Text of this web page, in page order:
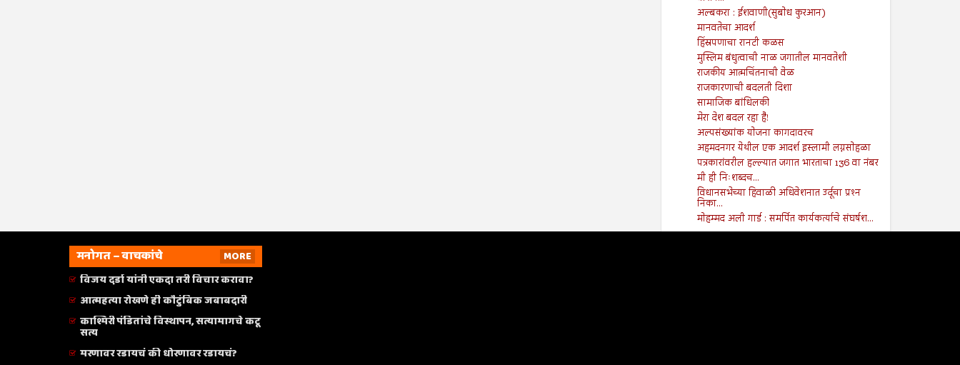
अल्बकरा : ईशवाणी(सुबोध कुरआन)
मानवतेचा आदर्श
हिंस्रपणाचा रानटी कळस
मुस्लिम बंधुत्वाची नाळ जगातील मानवतेशी
राजकीय आत्मचिंतनाची वेळ
राजकारणाची बदलती दिशा
सामाजिक बांधिलकी
मेरा देश बदल रहा है!
अल्पसंख्यांक योजना कागदावरच
अहमदनगर येथील एक आदर्श इस्लामी लग्नसोहळा
पत्रकारांवरील हल्ल्यात जगात भारताचा 136 वा नंबर
मी ही निःशब्दच...
विधानसभेच्या हिवाळी अधिवेशनात उर्दूचा प्रश्‍न
निका...
मोहम्मद अली गार्ड : समर्पित कार्यकर्त्याचे संघर्षश...
►2017(141)
मनोगत – वाचकांचे
MORE
विजय दर्डा यांनी एकदा तरी विचार करावा?
आत्महत्या रोखणे ही कौटुंबिक जबाबदारी
काश्मिरी पंडितांचे विस्थापन, सत्यामागचे कटू
सत्य
मरणावर रडायचं की धोरणावर रडायचं?